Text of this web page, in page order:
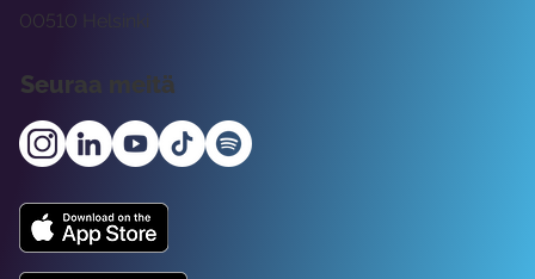
00510 Helsinki
Seuraa meitä